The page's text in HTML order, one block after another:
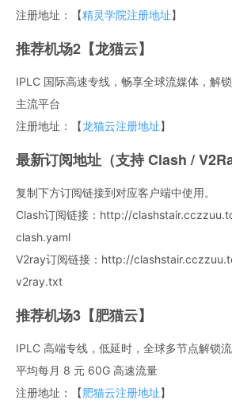
注册地址：【精灵学院注册地址】
推荐机场2【龙猫云】
IPLC 国际高速专线，畅享全球流媒体，解
主流平台
注册地址：【龙猫云注册地址】
最新订阅地址（支持 Clash /
复制下方订阅链接到对应客户端中使用。
Clash订阅链接：http://
clash.yaml
V2ray订阅链接：http://
v2ray.txt
推荐机场3【肥猫云】
IPLC 高端专线，低延时，全球多节点解锁
平均每月 8 元 60G 高速流量
注册地址：【肥猫云注册地址】